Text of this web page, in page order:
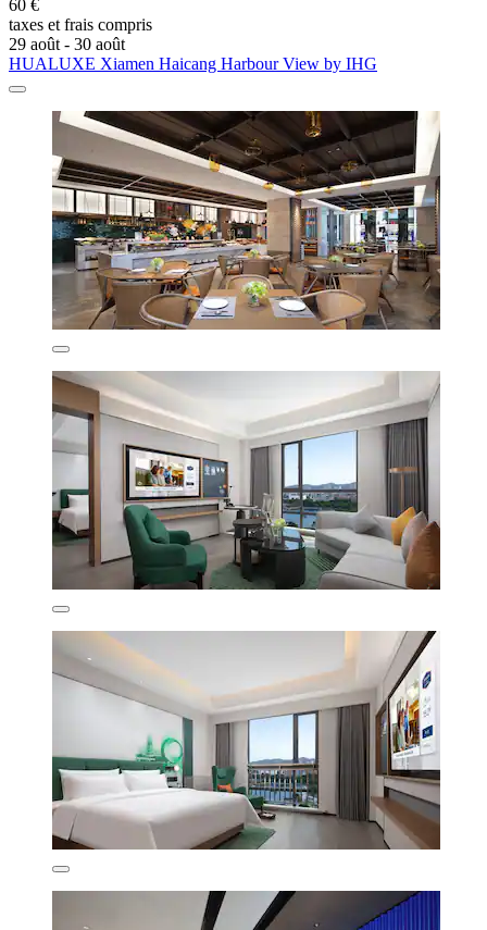
60 €
taxes et frais compris
29 août - 30 août
HUALUXE Xiamen Haicang Harbour View by IHG